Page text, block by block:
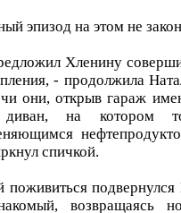
эпизод на этом не
Хленину
- продолжила
они, открыв гараж
на котором
спичкой.
поживиться
возвращаясь